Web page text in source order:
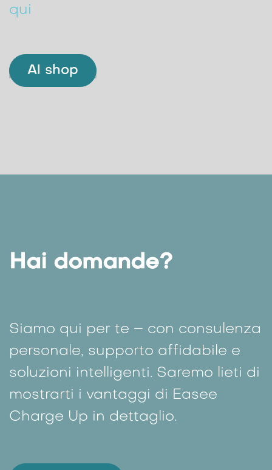
qui
Al shop
Hai domande?
Siamo qui per te – con consulenza
personale, supporto affidabile e
soluzioni intelligenti. Saremo lieti di
mostrarti i vantaggi di Easee
Charge Up in dettaglio.